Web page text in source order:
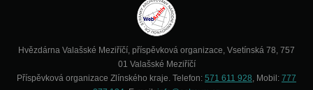
Hvězdárna Valašské Meziříčí, příspěvková organizace, Vsetínská 78, 757
01 Valašské Meziříčí
Příspěvková organizace Zlínského kraje. Telefon: 571 611 928, Mobil: 777